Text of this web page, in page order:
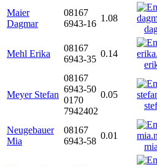
Maier
Dagmar
08167
6943-16
1.08
Mehl Erika
08167
6943-35
0.14
Meyer Stefan
08167
6943-50
0170
7942402
0.05
Neugebauer
Mia
08167
6943-58
0.01